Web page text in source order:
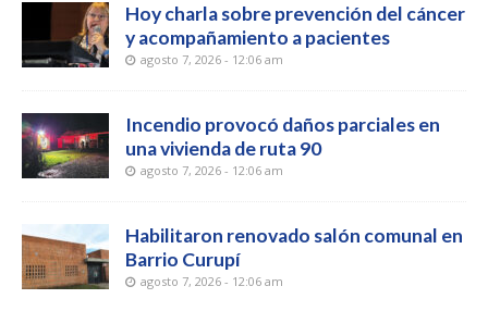
Hoy charla sobre prevención del cáncer
y acompañamiento a pacientes
agosto 7, 2026 - 12:06 am
Incendio provocó daños parciales en
una vivienda de ruta 90
agosto 7, 2026 - 12:06 am
Habilitaron renovado salón comunal en
Barrio Curupí
agosto 7, 2026 - 12:06 am